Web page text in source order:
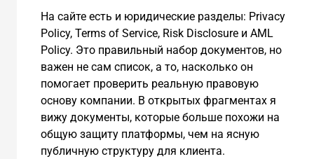
На сайте есть и юридические разделы: Privacy
Policy, Terms of Service, Risk Disclosure и AML
Policy. Это правильный набор документов, но
важен не сам список, а то, насколько он
помогает проверить реальную правовую
основу компании. В открытых фрагментах я
вижу документы, которые больше похожи на
общую защиту платформы, чем на ясную
публичную структуру для клиента.